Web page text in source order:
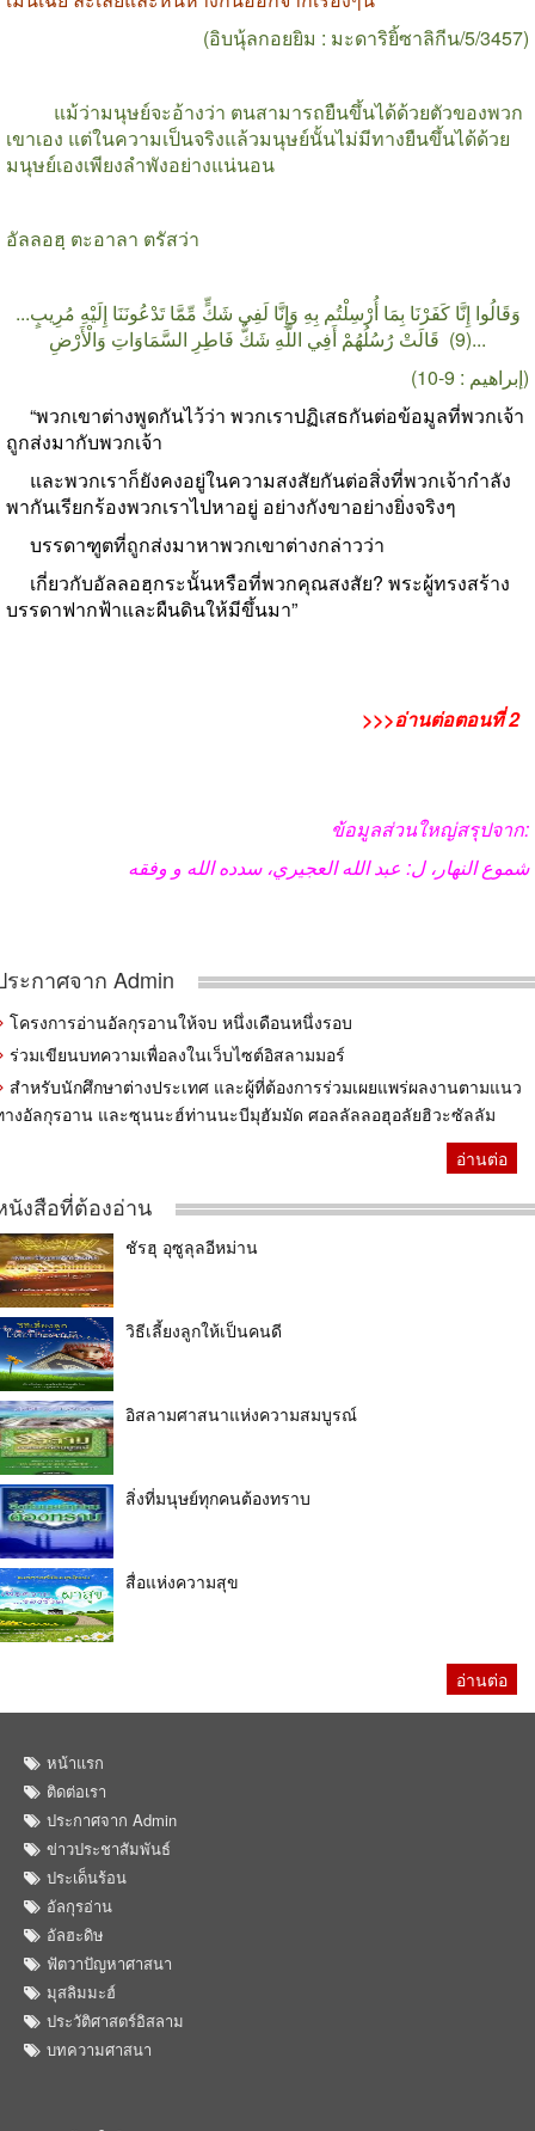
(อิบนุ้ลกอยยิม : มะดาริยิ้ซาลิกีน/5/3457)
แม้ว่ามนุษย์จะอ้างว่า ตนสามารถยืนขึ้นได้ด้วยตัวของพวก
เขาเอง แต่ในความเป็นจริงแล้วมนุษย์นั้นไม่มีทางยืนขึ้นได้ด้วย
มนุษย์เองเพียงลำพังอย่างแน่นอน
อัลลอฮฺ ตะอาลา ตรัสว่า
...وَقَالُوا إِنَّا كَفَرْنَا بِمَا أُرْسِلْتُم بِهِ وَإِنَّا لَفِي شَكٍّ مِّمَّا تَدْعُونَنَا إِلَيْهِ مُرِيبٍ
(9) قَالَتْ رُسُلُهُمْ أَفِي اللَّهِ شَكٌّ فَاطِرِ السَّمَاوَاتِ وَالْأَرْضِ...
(إبراهيم : 9-10)
“พวกเขาต่างพูดกันไว้ว่า พวกเราปฏิเสธกันต่อข้อมูลที่พวกเจ้า
ถูกส่งมากับพวกเจ้า
และพวกเราก็ยังคงอยู่ในความสงสัยกันต่อสิ่งที่พวกเจ้ากำลัง
พากันเรียกร้องพวกเราไปหาอยู่ อย่างกังขาอย่างยิ่งจริงๆ
บรรดาฑูตที่ถูกส่งมาหาพวกเขาต่างกล่าวว่า
เกี่ยวกับอัลลอฮฺกระนั้นหรือที่พวกคุณสงสัย? พระผู้ทรงสร้าง
บรรดาฟากฟ้าและผืนดินให้มีขึ้นมา”
>>>อ่านต่อตอนที่2
ข้อมูลส่วนใหญ่สรุปจาก:
شموع النهار، ل: عبد الله العجيري، سدده الله و وفقه
ระกาศจาก Admin
โครงการอ่านอัลกุรอานให้จบ หนึ่งเดือนหนึ่งรอบ
ร่วมเขียนบทความเพื่อลงในเว็บไซต์อิสลามมอร์
สำหรับนักศึกษาต่างประเทศ และผู้ที่ต้องการร่วมเผยแพร่ผลงานตามแนว
างอัลกุรอาน และซุนนะฮ์ท่านนะบีมุฮัมมัด ศอลลัลลอฮุอลัยฮิวะซัลลัม
อ่านต่อ
นังสือที่ต้องอ่าน
ชัรฮุ อุซูลุลอีหม่าน
วิธีเลี้ยงลูกให้เป็นคนดี
อิสลามศาสนาแห่งความสมบูรณ์
สิ่งที่มนุษย์ทุกคนต้องทราบ
สื่อแห่งความสุข
อ่านต่อ
หน้าแรก
ติดต่อเรา
ประกาศจาก Admin
ข่าวประชาสัมพันธ์
ประเด็นร้อน
อัลกุรอ่าน
อัลฮะดิษ
ฟัตวาปัญหาศาสนา
มุสลิมมะฮ์
ประวัติศาสตร์อิสลาม
บทความศาสนา